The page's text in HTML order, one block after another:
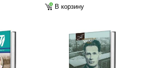
В корзину